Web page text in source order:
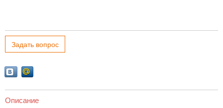
Задать вопрос
Описание